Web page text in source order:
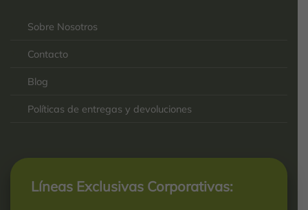
Sobre Nosotros
Contacto
Blog
Políticas de entregas y devoluciones
Líneas Exclusivas Corporativas: